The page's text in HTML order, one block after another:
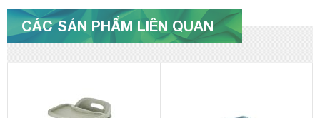
CÁC SẢN PHẨM LIÊN QUAN